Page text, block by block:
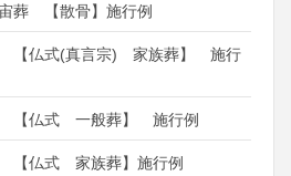
葬 【散骨】施行例
【仏式(真言宗) 家族葬】 施行
【仏式 一般葬】 施行例
仏式 家族葬】施行例